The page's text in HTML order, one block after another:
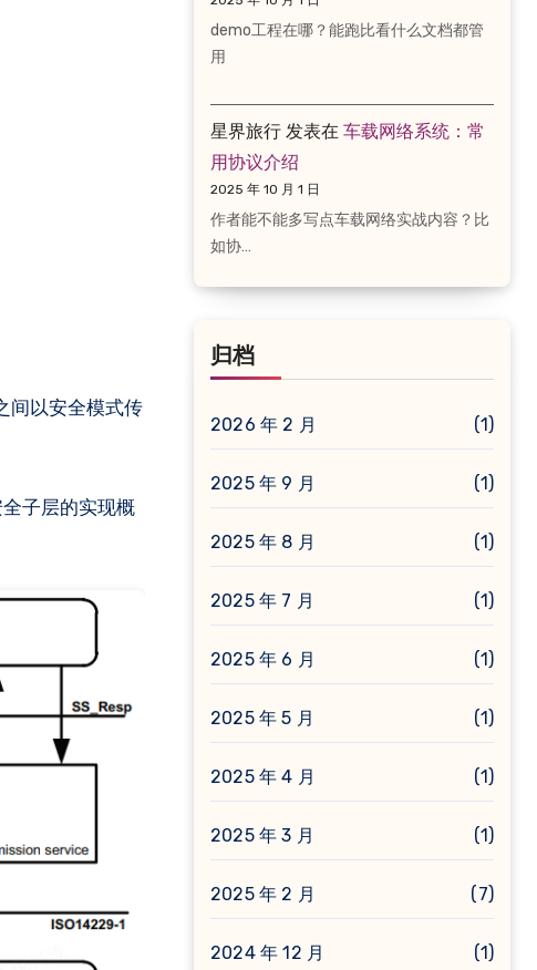
间以安全模式传
子层的实现概
demo工程在哪？能跑比看什么文档都管
用
星界旅行 发表在 车载网络系统：常
用协议介绍
2025 年 10 月 1 日
作者能不能多写点车载网络实战内容？比
如协…
归档
2026 年 2 月 (1)
2025 年 9 月 (1)
2025 年 8 月 (1)
2025 年 7 月 (1)
2025 年 6 月 (1)
2025 年 5 月 (1)
2025 年 4 月 (1)
2025 年 3 月 (1)
2025 年 2 月 (7)
2024 年 12 月 (1)